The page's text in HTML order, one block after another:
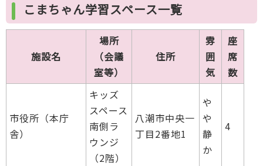
こまちゃん学習スペース一覧
施設名
場所
（会議
室等）
住所
雰
囲
気
座
席
数
市役所（本庁
舎）
キッズ
スペース
南側ラ
ウンジ
（2階）
八潮市中央一
丁目2番地1
や
や
静
か
4